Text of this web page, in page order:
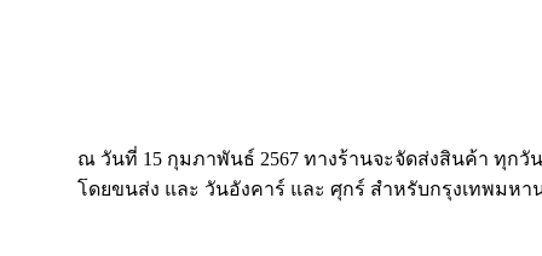
ณ วันที่ 15 กุมภาพันธ์ 2567 ทางร้านจะจัดส่งสินค้า ทุกวั
โดยขนส่ง และ วันอังคาร์ และ ศุกร์ สำหรับกรุงเทพมห